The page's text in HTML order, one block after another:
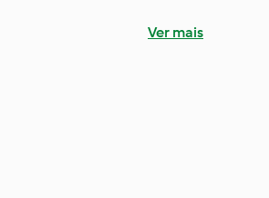
Ver mais